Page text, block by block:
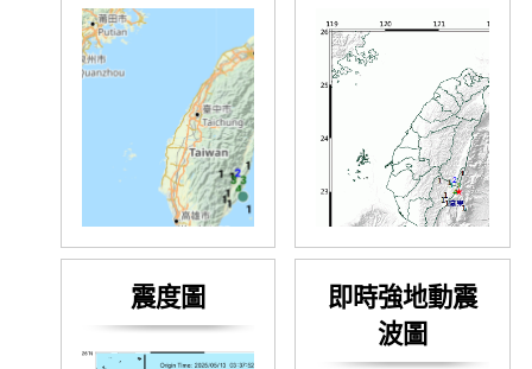
震度圖
即時強地動震
波圖